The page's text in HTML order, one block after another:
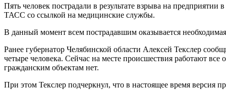
Пять человек пострадали в результате взрыва на
ТАСС со ссылкой на медицинские службы.
В данный момент всем пострадавшим оказывается
Ранее губернатор Челябинской области Алексей Текслер
четыре человека. Сейчас на месте происшествия работают
гражданским объектам нет.
При этом Текслер подчеркнул, что в настоящее время версия